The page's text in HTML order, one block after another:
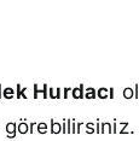
Hurdacı